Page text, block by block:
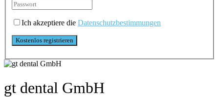
Ich akzeptiere die Datenschutzbestimmungen
gt dental GmbH